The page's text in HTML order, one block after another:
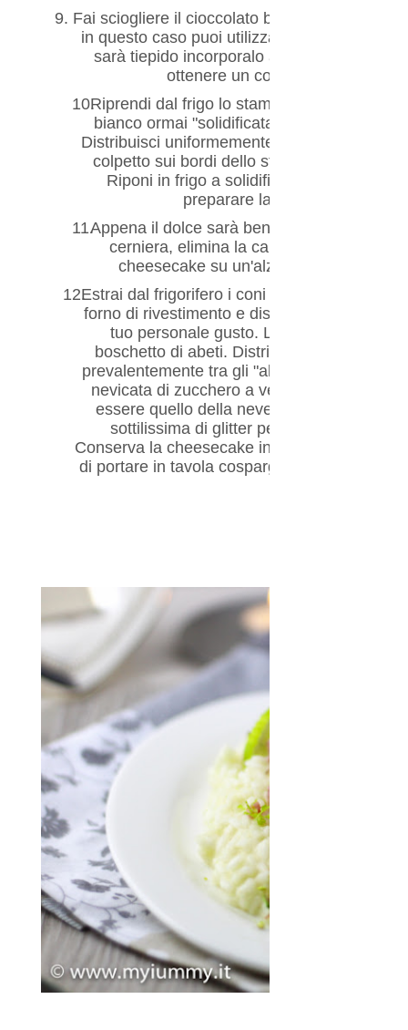
9. Fai sciogliere il cioccolato bianco,
in questo caso puoi utilizzare il microonde o
sarà tiepido incorporalo alla crema di
ottenere un composto
10.Riprendi dal frigo lo stampo con la base di
bianco ormai "solidificata" e versa
Distribuisci uniformemente e livella bene la
colpetto sui bordi dello stampo per
Riponi in frigo a solidificare per almeno
preparare la cheesecake il
11.Appena il dolce sarà ben raffreddato e
cerniera, elimina la carta da forno di
cheesecake su un'alzata da dessert o
12.Estrai dal frigorifero i coni di riso soffiato e
forno di rivestimento e disponili sulla
tuo personale gusto. L'aspetto finale
boschetto di abeti. Distribuisci sulla base
prevalentemente tra gli "alberi" quindi
nevicata di zucchero a velo e cocco
essere quello della neve in un bosco.
sottilissima di glitter perlescente, sparsa
Conserva la cheesecake in frigorifero fino al
di portare in tavola cospargi nuovamente il